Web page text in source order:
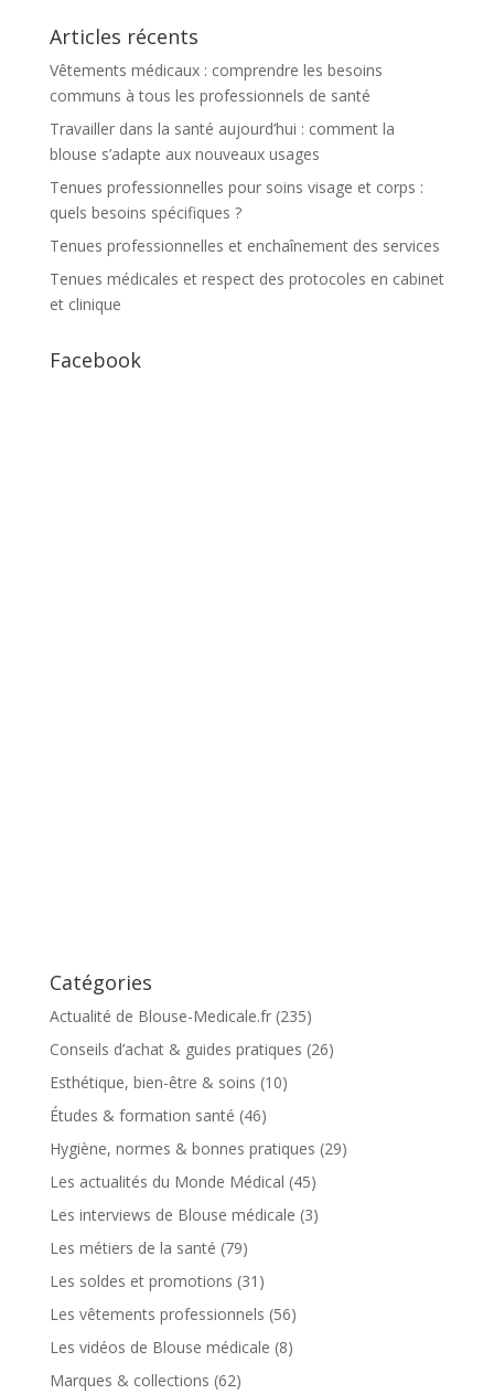
Articles récents
Vêtements médicaux : comprendre les besoins
communs à tous les professionnels de santé
Travailler dans la santé aujourd’hui : comment la
blouse s’adapte aux nouveaux usages
Tenues professionnelles pour soins visage et corps :
quels besoins spécifiques ?
Tenues professionnelles et enchaînement des services
Tenues médicales et respect des protocoles en cabinet
et clinique
Facebook
Catégories
Actualité de Blouse-Medicale.fr(235)
Conseils d’achat & guides pratiques (26)
Esthétique, bien-être & soins (10)
Études & formation santé (46)
Hygiène, normes & bonnes pratiques (29)
Les actualités du Monde Médical (45)
Les interviews de Blouse médicale (3)
Les métiers de la santé (79)
Les soldes et promotions (31)
Les vêtements professionnels (56)
Les vidéos de Blouse médicale (8)
Marques & collections (62)